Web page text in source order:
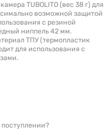
TUBOLITO (вес 38 г) для
возможной защитой
с резиной
ниппель 42 мм.
ТПУ (термопластик
для использования с
поступлении?